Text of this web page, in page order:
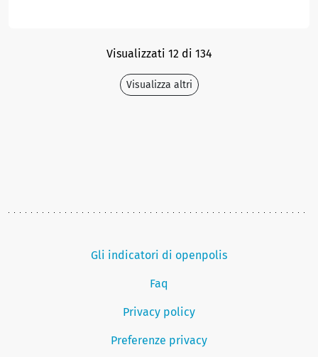
Visualizzati 12 di 134
Visualizza altri
Gli indicatori di openpolis
Faq
Privacy policy
Preferenze privacy